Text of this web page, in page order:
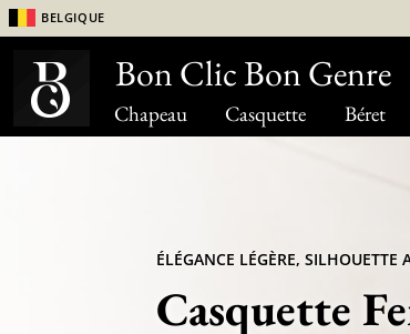
Chapeau Casquette Béret
Belgique
ÉLÉGANCE LÉGÈRE, SILHOUETTE
Casquette
Bon Clic Bon Genre